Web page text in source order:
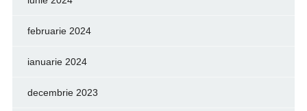
februarie 2024
ianuarie 2024
decembrie 2023